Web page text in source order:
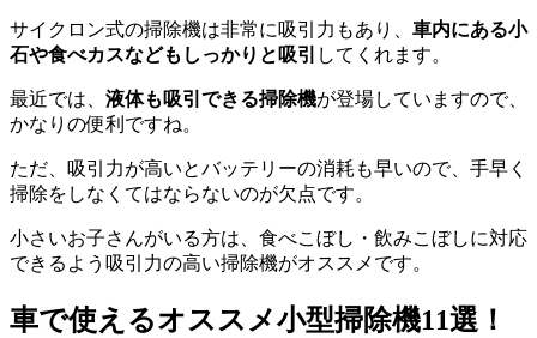
サイクロン式の掃除機は非常に吸引力もあり、 車内にある小
石や食べカスなどもしっかりと吸引 してくれます。
最近では、 液体も吸引できる掃除機が登場していますので、
かなりの便利ですね。
ただ、吸引力が高いとバッテリーの消耗も早いので、手早く
掃除をしなくてはならないのが欠点です。
小さいお子さんがいる方は、食べこぼし・飲みこぼしに対応
できるよう吸引力の高い掃除機がオススメです。
車で使えるオススメ小型掃除機11選！